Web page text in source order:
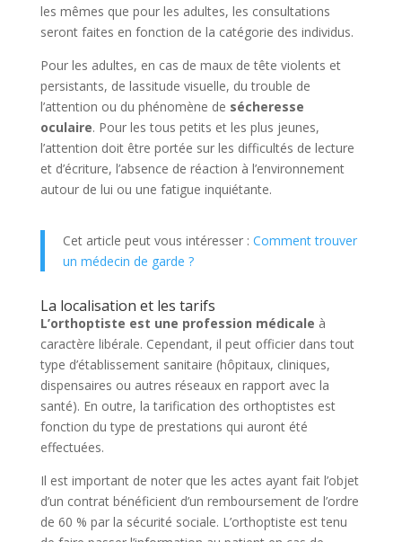
les mêmes que pour les adultes, les consultations
seront faites en fonction de la catégorie des individus.
Pour les adultes, en cas de maux de tête violents et
persistants, de lassitude visuelle, du trouble de
l’attention ou du phénomène de sécheresse
oculaire. Pour les tous petits et les plus jeunes,
l’attention doit être portée sur les difficultés de lecture
et d’écriture, l’absence de réaction à l’environnement
autour de lui ou une fatigue inquiétante.
Cet article peut vous intéresser : Comment trouver
un médecin de garde ?
La localisation et les tarifs
L’orthoptiste est une profession médicale à
caractère libérale. Cependant, il peut officier dans tout
type d’établissement sanitaire (hôpitaux, cliniques,
dispensaires ou autres réseaux en rapport avec la
santé). En outre, la tarification des orthoptistes est
fonction du type de prestations qui auront été
effectuées.
Il est important de noter que les actes ayant fait l’objet
d’un contrat bénéficient d’un remboursement de l’ordre
de 60 % par la sécurité sociale. L’orthoptiste est tenu